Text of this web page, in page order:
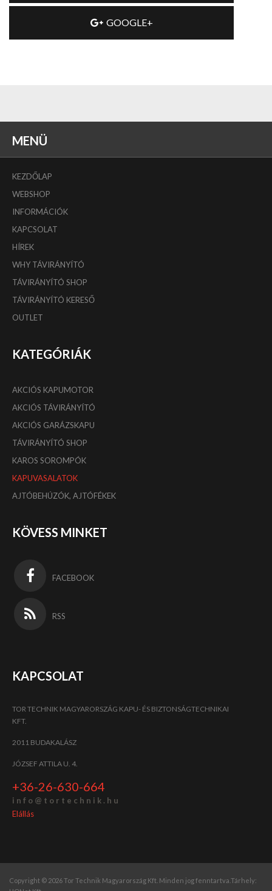
GOOGLE+
MENÜ
KEZDŐLAP
WEBSHOP
INFORMÁCIÓK
KAPCSOLAT
HÍREK
WHY TÁVIRÁNYÍTÓ
TÁVIRÁNYÍTÓ SHOP
TÁVIRÁNYÍTÓ KERESŐ
OUTLET
KATEGÓRIÁK
AKCIÓS KAPUMOTOR
AKCIÓS TÁVIRÁNYÍTÓ
AKCIÓS GARÁZSKAPU
TÁVIRÁNYÍTÓ SHOP
KAROS SOROMPÓK
KAPUVASALATOK
AJTÓBEHÚZÓK, AJTÓFÉKEK
KÖVESS MINKET
FACEBOOK
RSS
KAPCSOLAT
TOR TECHNIK MAGYARORSZÁG KAPU- ÉS BIZTONSÁGTECHNIKAI
KFT.
2011 BUDAKALÁSZ
JÓZSEF ATTILA U. 4.
+36-26-630-664
i n f o @ t o r t e c h n i k . h u
Elállás
Copyright © 2026 Tor Technik Magyarország Kft. Minden jog fenntartva. Tárhely: